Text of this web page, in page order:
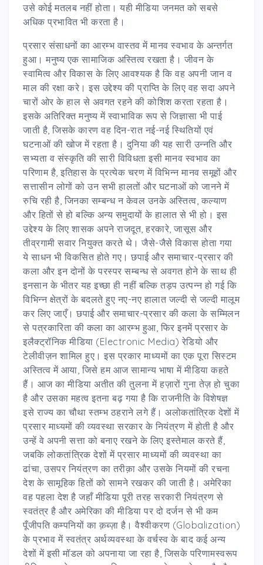
उसे कोई मतलब नहीं होता। यही मीडिया जनमत को सबसे
अधिक प्रभावित भी करता है।
प्रसार संसाधनों का आरम्भ वास्तव में मानव स्वभाव के अन्तर्गत
हुआ। मनुष्य एक सामाजिक अस्तित्व रखता है। जीवन के
स्वामित्व और विकास के लिए आवश्यक है कि वह अपनी जान व
माल की रक्षा करे। इस उद्देश्य की प्राप्ति के लिए वह सदा अपने
चारों ओर के हाल से अवगत रहने की कोशिश करता रहता है।
इसके अतिरिक्त मनुष्य में स्वाभाविक रूप से जिज्ञासा भी पाई
जाती है, जिसके कारण वह दिन-रात नई-नई स्थितियों एवं
घटनाओं की खोज में रहता है। दुनिया की यह सारी उन्नति और
सभ्यता व संस्कृति की सारी विविधता इसी मानव स्वभाव का
परिणाम है, इतिहास के प्रत्येक चरण में विभिन्न मानव समूहों और
सत्तासीन लोगों को उन सभी हालतों और घटनाओं को जानने में
रुचि रही है, जिनका सम्बन्ध न केवल उनके अस्तित्व, कल्याण
और हितों से हो बल्कि अन्य समुदायों के हालात से भी हो। इस
उद्देश्य के लिए शासक अपने राजदूत, हरकारे, जासूस और
तीव्रगामी सवार नियुक्त करते थे। जैसे-जैसे विकास होता गया
ये साधन भी विकसित होते गए। छपाई और समाचार-प्रसार की
कला और इन दोनों के परस्पर सम्बन्ध से अवगत होने के साथ ही
इनसान के भीतर यह इच्छा ही नहीं बल्कि तड़प उत्पन्न हो गई कि
विभिन्न क्षेत्रों के बदलते हुए नए-नए हालात जल्दी से जल्दी मालूम
कर लिए जाएँ। छपाई और समाचार-प्रसार की कला के सम्मिलन
से पत्रकारिता की कला का आरम्भ हुआ, फिर इनमें प्रसार के
इलैक्ट्रॉनिक मीडिया (Electronic Media) रेडियो और
टेलीवीज़न शामिल हुए। इस प्रकार माध्यमों का एक पूरा सिस्टम
अस्तित्व में आया, जिसे हम आज सामान्य भाषा में मीडिया कहते
हैं। आज का मीडिया अतीत की तुलना में हज़ारों गुना तेज़ हो चुका
है और उसका महत्व इतना बढ़ गया है कि राजनीति के विशेषज्ञ
इसे राज्य का चौथा स्तम्भ ठहराने लगे हैं। अलोकतांत्रिक देशों में
प्रसार माध्यमों की व्यवस्था सरकार के नियंत्रण में होती है और
उन्हें वे अपनी सत्ता को बनाए रखने के लिए इस्तेमाल करते हैं,
जबकि लोकतांत्रिक देशों में प्रसार माध्यमों की व्यवस्था का
ढांचा, उसपर नियंत्रण का तरीक़ा और उसके नियमों की रचना
देश के सामूहिक हितों को सामने रखकर की जाती है। अमेरिका
वह पहला देश है जहाँ मीडिया पूरी तरह सरकारी नियंत्रण से
स्वतंत्र है और अमेरिका की मीडिया पर दो दर्जन से भी कम
पूँजीपति कम्पनियों का क़ब्ज़ा है। वैश्वीकरण (Globalization)
के प्रभाव में स्वतंत्र अर्थव्यवस्था के वर्चस्व के बाद कई अन्य
देशों में इसी मॉडल को अपनाया जा रहा है, जिसके परिणामस्वरूप